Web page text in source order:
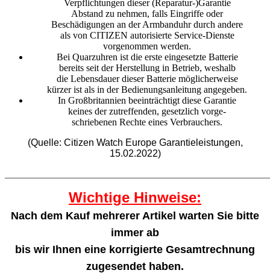
Verpflichtungen dieser (Reparatur-)Garantie
Abstand zu nehmen, falls Eingriffe oder
Beschädigungen an der Armbanduhr durch andere
als von CITIZEN autorisierte Service-Dienste
vorgenommen werden.
Bei Quarzuhren ist die erste eingesetzte Batterie
bereits seit der Herstellung in Betrieb, weshalb
die Lebensdauer dieser Batterie möglicherweise
kürzer ist als in der Bedienungsanleitung angegeben.
In Großbritannien beeinträchtigt diese Garantie
keines der zutreffenden, gesetzlich vorge-
schriebenen Rechte eines Verbrauchers.
(Quelle: Citizen Watch Europe Garantieleistungen,
15.02.2022)
Wichtige Hinweise:
Nach dem Kauf mehrerer Artikel warten Sie bitte
immer ab
bis wir Ihnen eine korrigierte Gesamtrechnung
zugesendet haben.